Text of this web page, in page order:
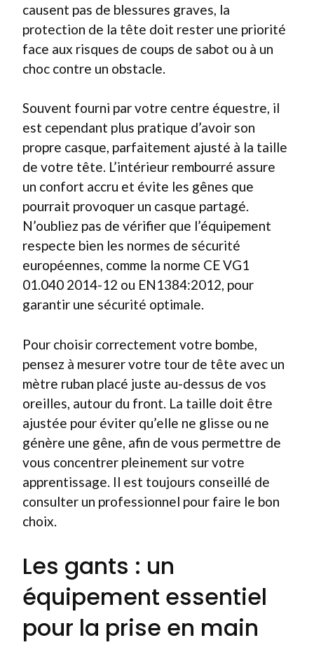
causent pas de blessures graves, la
protection de la tête doit rester une priorité
face aux risques de coups de sabot ou à un
choc contre un obstacle.
Souvent fourni par votre centre équestre, il
est cependant plus pratique d’avoir son
propre casque, parfaitement ajusté à la taille
de votre tête. L’intérieur rembourré assure
un confort accru et évite les gênes que
pourrait provoquer un casque partagé.
N’oubliez pas de vérifier que l’équipement
respecte bien les normes de sécurité
européennes, comme la norme CE VG1
01.040 2014-12 ou EN1384:2012, pour
garantir une sécurité optimale.
Pour choisir correctement votre bombe,
pensez à mesurer votre tour de tête avec un
mètre ruban placé juste au-dessus de vos
oreilles, autour du front. La taille doit être
ajustée pour éviter qu’elle ne glisse ou ne
génère une gêne, afin de vous permettre de
vous concentrer pleinement sur votre
apprentissage. Il est toujours conseillé de
consulter un professionnel pour faire le bon
choix.
Les gants : un
équipement essentiel
pour la prise en main